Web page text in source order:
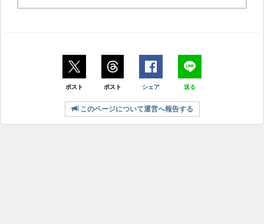
ポスト ポスト シェア 送る
このページについて運営へ報告する